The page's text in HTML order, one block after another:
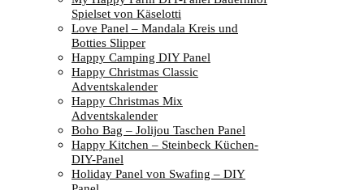
Spielset von Käselotti
Love Panel – Mandala Kreis und
Botties Slipper
Happy Camping DIY Panel
Happy Christmas Classic
Adventskalender
Happy Christmas Mix
Adventskalender
Boho Bag – Jolijou Taschen Panel
Happy Kitchen – Steinbeck Küchen-
DIY-Panel
Holiday Panel von Swafing – DIY